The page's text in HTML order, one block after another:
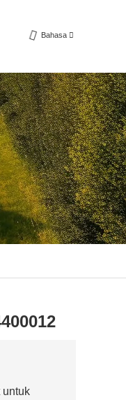
Bahasa
untuk